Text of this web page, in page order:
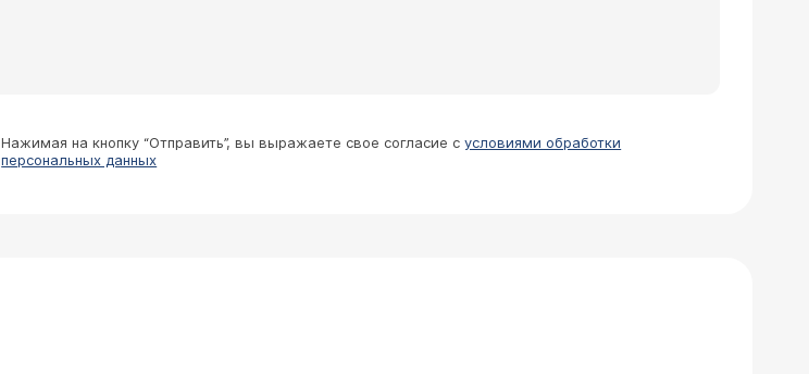
Нажимая на кнопку “Отправить”, вы выражаете свое согласие сусловиями обработки
персональных данных